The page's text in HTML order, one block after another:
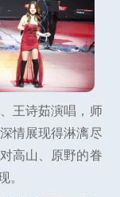
王诗茹演唱，师
情展现得淋漓尽
高山、原野的眷
。